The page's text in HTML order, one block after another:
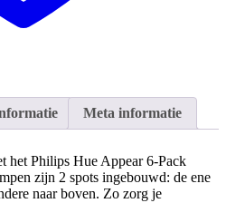
Meta informatie
het Philips Hue Appear 6-Pack
zijn 2 spots ingebouwd: de ene
naar boven. Zo zorg je